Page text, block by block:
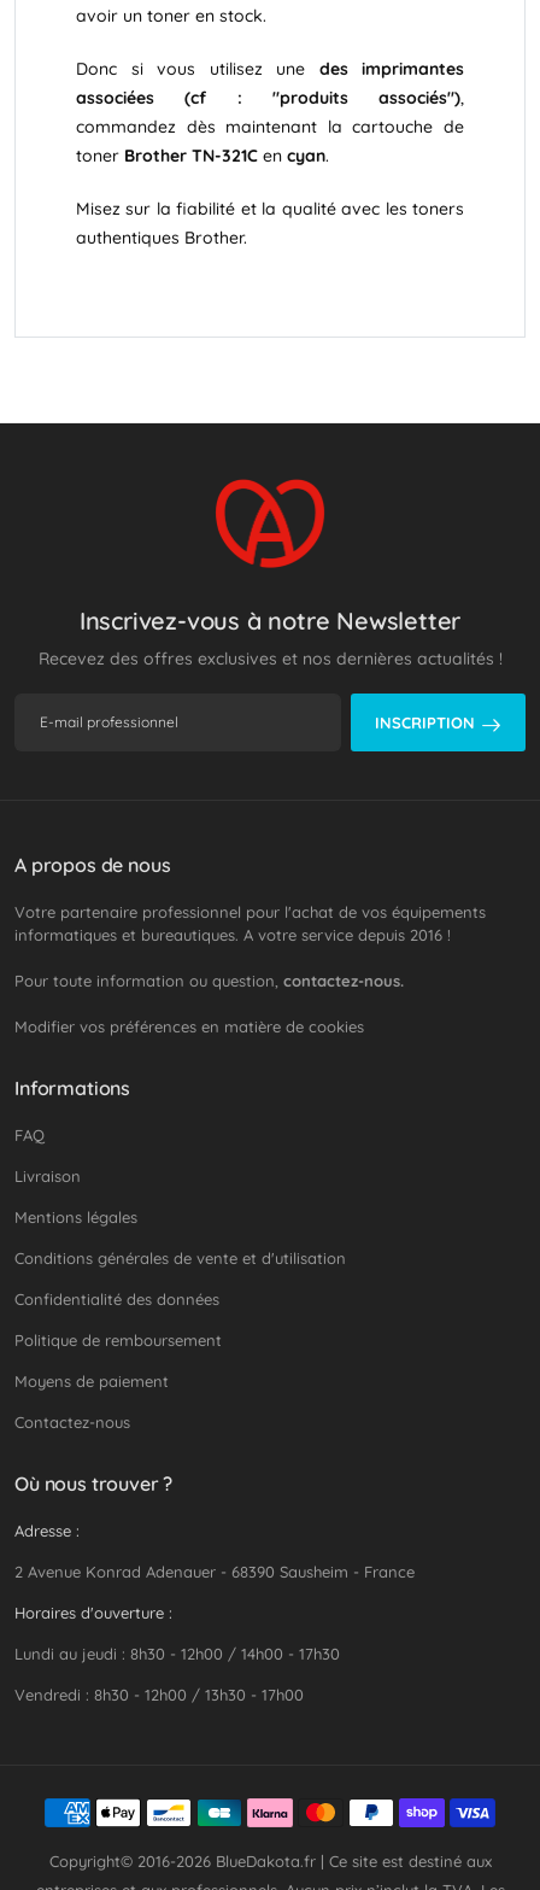
avoir un toner en stock.
Donc si vous utilisez une des imprimantes
associées (cf : "produits associés"),
commandez dès maintenant la cartouche de
toner Brother TN-321C en cyan.
Misez sur la fiabilité et la qualité avec les toners
authentiques Brother.
Inscrivez-vous à notre Newsletter
Recevez des offres exclusives et nos dernières actualités !
INSCRIPTION
A propos de nous
Votre partenaire professionnel pour l'achat de vos équipements
informatiques et bureautiques. A votre service depuis 2016 !
Pour toute information ou question, contactez-nous.
Modifier vos préférences en matière de cookies
Informations
FAQ
Livraison
Mentions légales
Conditions générales de vente et d'utilisation
Confidentialité des données
Politique de remboursement
Moyens de paiement
Contactez-nous
Où nous trouver ?
Adresse :
2 Avenue Konrad Adenauer - 68390 Sausheim - France
Horaires d'ouverture :
Lundi au jeudi : 8h30 - 12h00 / 14h00 - 17h30
Vendredi : 8h30 - 12h00 / 13h30 - 17h00
Copyright© 2016-2026 BlueDakota.fr| Ce site est destiné aux